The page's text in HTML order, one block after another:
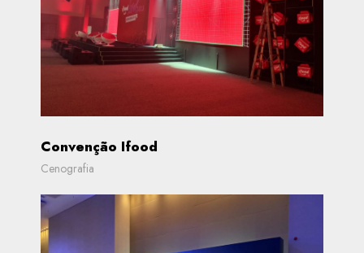
Convenção Ifood
Cenografia